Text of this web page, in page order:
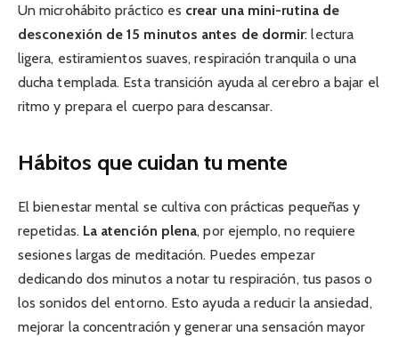
Un microhábito práctico es crear una mini-rutina de
desconexión de 15 minutos antes de dormir: lectura
ligera, estiramientos suaves, respiración tranquila o una
ducha templada. Esta transición ayuda al cerebro a bajar el
ritmo y prepara el cuerpo para descansar.
Hábitos que cuidan tu mente
El bienestar mental se cultiva con prácticas pequeñas y
repetidas. La atención plena, por ejemplo, no requiere
sesiones largas de meditación. Puedes empezar
dedicando dos minutos a notar tu respiración, tus pasos o
los sonidos del entorno. Esto ayuda a reducir la ansiedad,
mejorar la concentración y generar una sensación mayor